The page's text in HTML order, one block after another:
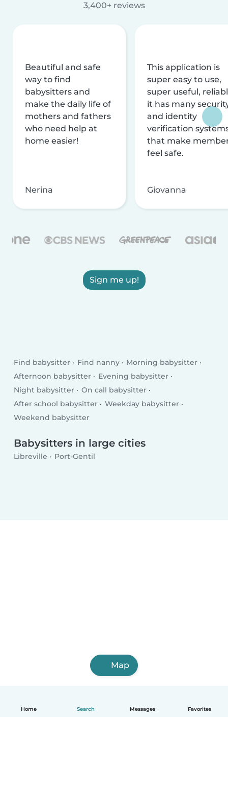
Home Search Messages Favorites
3,400+ reviews
Beautiful and safe
way to find
babysitters and
make the daily life of
mothers and fathers
who need help at
home easier!
Nerina
This application is
super easy to use,
super useful,
it has many
and identity
verification
that make
feel safe.
Giovanna
Sign me up!
Find babysitter Find nanny
Morning babysitter
Afternoon babysitter
Evening babysitter
Night babysitter
On call babysitter
After school babysitter
Weekday babysitter
Weekend babysitter
Babysitters in large cities
Libreville Port-Gentil
Map